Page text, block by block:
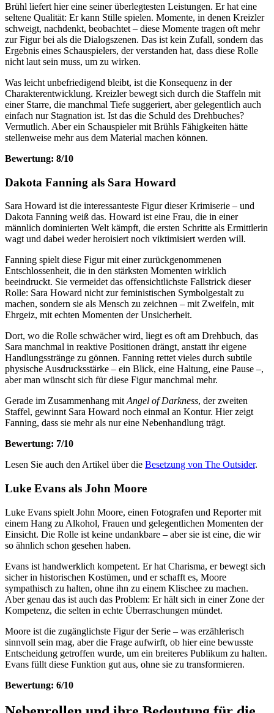
Brühl liefert hier eine seiner überlegtesten Leistungen. Er hat eine
seltene Qualität: Er kann Stille spielen. Momente, in denen Kreizler
schweigt, nachdenkt, beobachtet – diese Momente tragen oft mehr
zur Figur bei als die Dialogszenen. Das ist kein Zufall, sondern das
Ergebnis eines Schauspielers, der verstanden hat, dass diese Rolle
nicht laut sein muss, um zu wirken.
Was leicht unbefriedigend bleibt, ist die Konsequenz in der
Charakterentwicklung. Kreizler bewegt sich durch die Staffeln mit
einer Starre, die manchmal Tiefe suggeriert, aber gelegentlich auch
einfach nur Stagnation ist. Ist das die Schuld des Drehbuches?
Vermutlich. Aber ein Schauspieler mit Brühls Fähigkeiten hätte
stellenweise mehr aus dem Material machen können.
Bewertung: 8/10
Dakota Fanning als Sara Howard
Sara Howard ist die interessanteste Figur dieser Krimiserie – und
Dakota Fanning weiß das. Howard ist eine Frau, die in einer
männlich dominierten Welt kämpft, die ersten Schritte als Ermittlerin
wagt und dabei weder heroisiert noch viktimisiert werden will.
Fanning spielt diese Figur mit einer zurückgenommenen
Entschlossenheit, die in den stärksten Momenten wirklich
beeindruckt. Sie vermeidet das offensichtlichste Fallstrick dieser
Rolle: Sara Howard nicht zur feministischen Symbolgestalt zu
machen, sondern sie als Mensch zu zeichnen – mit Zweifeln, mit
Ehrgeiz, mit echten Momenten der Unsicherheit.
Dort, wo die Rolle schwächer wird, liegt es oft am Drehbuch, das
Sara manchmal in reaktive Positionen drängt, anstatt ihr eigene
Handlungsstränge zu gönnen. Fanning rettet vieles durch subtile
physische Ausdrucksstärke – ein Blick, eine Haltung, eine Pause –,
aber man wünscht sich für diese Figur manchmal mehr.
Gerade im Zusammenhang mit Angel of Darkness, der zweiten
Staffel, gewinnt Sara Howard noch einmal an Kontur. Hier zeigt
Fanning, dass sie mehr als nur eine Nebenhandlung trägt.
Bewertung: 7/10
Lesen Sie auch den Artikel über die Besetzung von The Outsider.
Luke Evans als John Moore
Luke Evans spielt John Moore, einen Fotografen und Reporter mit
einem Hang zu Alkohol, Frauen und gelegentlichen Momenten der
Einsicht. Die Rolle ist keine undankbare – aber sie ist eine, die wir
so ähnlich schon gesehen haben.
Evans ist handwerklich kompetent. Er hat Charisma, er bewegt sich
sicher in historischen Kostümen, und er schafft es, Moore
sympathisch zu halten, ohne ihn zu einem Klischee zu machen.
Aber genau das ist auch das Problem: Er hält sich in einer Zone der
Kompetenz, die selten in echte Überraschungen mündet.
Moore ist die zugänglichste Figur der Serie – was erzählerisch
sinnvoll sein mag, aber die Frage aufwirft, ob hier eine bewusste
Entscheidung getroffen wurde, um ein breiteres Publikum zu halten.
Evans füllt diese Funktion gut aus, ohne sie zu transformieren.
Bewertung: 6/10